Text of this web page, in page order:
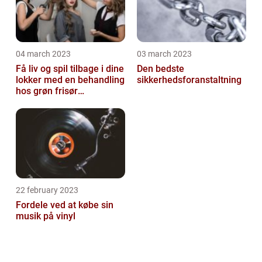
04 march 2023
Få liv og spil tilbage i dine
lokker med en behandling
hos grøn frisør
03 march 2023
Den bedste
sikkerhedsforanstaltning
22 february 2023
Fordele ved at købe sin
musik på vinyl